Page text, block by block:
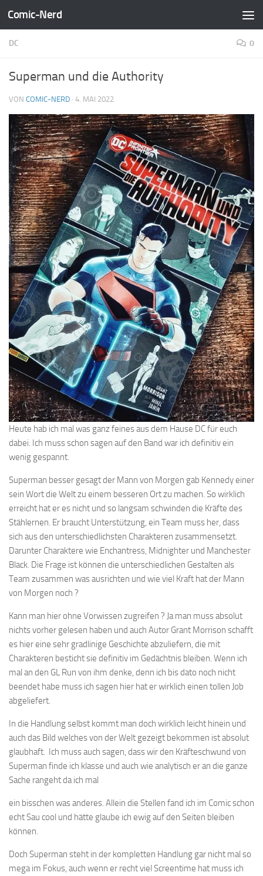
Zum Inhalt springen
Comic-Nerd
DC 0
Superman und die Authority
VON COMIC-NERD · 4. MAI 2022
Heute hab ich mal was ganz feines aus dem Hause DC für euch
dabei. Ich muss schon sagen auf den Band war ich definitiv ein
wenig gespannt.
Superman besser gesagt der Mann von Morgen gab Kennedy einer
sein Wort die Welt zu einem besseren Ort zu machen. So wirklich
erreicht hat er es nicht und so langsam schwinden die Kräfte des
Stählernen. Er braucht Unterstützung, ein Team muss her, dass
sich aus den unterschiedlichsten Charakteren zusammensetzt.
Darunter Charaktere wie Enchantress, Midnighter und Manchester
Black. Die Frage ist können die unterschiedlichen Gestalten als
Team zusammen was ausrichten und wie viel Kraft hat der Mann
von Morgen noch ?
Kann man hier ohne Vorwissen zugreifen ? Ja man muss absolut
nichts vorher gelesen haben und auch Autor Grant Morrison schafft
es hier eine sehr gradlinige Geschichte abzuliefern, die mit
Charakteren besticht sie definitiv im Gedächtnis bleiben. Wenn ich
mal an den GL Run von ihm denke, denn ich bis dato noch nicht
beendet habe muss ich sagen hier hat er wirklich einen tollen Job
abgeliefert.
In die Handlung selbst kommt man doch wirklich leicht hinein und
auch das Bild welches von der Welt gezeigt bekommen ist absolut
glaubhaft. Ich muss auch sagen, dass wir den Kräfteschwund von
Superman finde ich klasse und auch wie analytisch er an die ganze
Sache rangeht da ich mal
ein bisschen was anderes. Allein die Stellen fand ich im Comic schon
echt Sau cool und hätte glaube ich ewig auf den Seiten bleiben
können.
Doch Superman steht in der kompletten Handlung gar nicht mal so
mega im Fokus, auch wenn er recht viel Screentime hat muss ich